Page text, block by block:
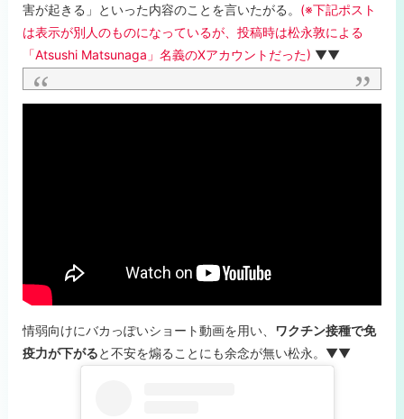
害が起きる」といった内容のことを言いたがる。 (※下記ポスト
は表示が別人のものになっているが、投稿時は松永敦による
「Atsushi Matsunaga」名義のXアカウントだった) ▼▼
情弱向けにバカっぽいショート動画を用い、
ワクチン接種で免
疫力が下がると不安を煽ることにも余念が無い松永。▼▼